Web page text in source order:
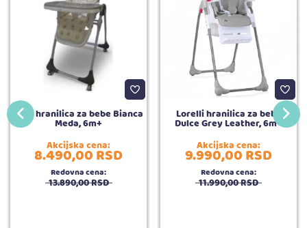
BBO hranilica za bebe Bianca
Meda, 6m+
Akcijska cena:
8.490,00RSD
Redovna cena:
13.890,00RSD
Lorelli hranilica za bebe
Dulce Grey Leather, 6m+
Akcijska cena:
9.990,00RSD
Redovna cena:
11.990,00RSD